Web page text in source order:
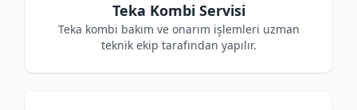
Teka Kombi Servisi
Teka kombi bakım ve onarım işlemleri uzman
teknik ekip tarafından yapılır.